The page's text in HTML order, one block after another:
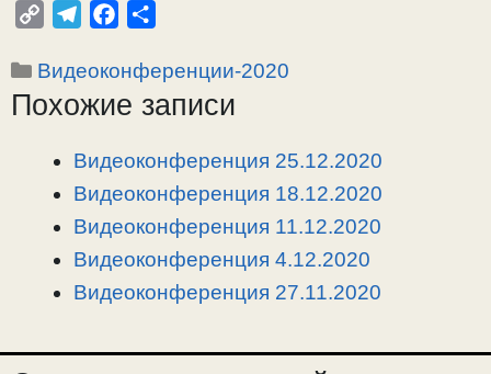
p
y
l
e
r
a
c
e
o
п
р
в
Рубрики
Видеоконференции-2020
Похожие записи
Видеоконференция 25.12.2020
Видеоконференция 18.12.2020
Видеоконференция 11.12.2020
Видеоконференция 4.12.2020
Видеоконференция 27.11.2020